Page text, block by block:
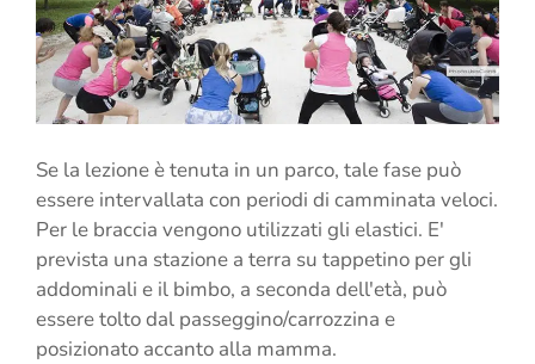
Se la lezione è tenuta in un parco, tale fase può
essere intervallata con periodi di camminata veloci.
Per le braccia vengono utilizzati gli elastici. E'
prevista una stazione a terra su tappetino per gli
addominali e il bimbo, a seconda dell'età, può
essere tolto dal passeggino/carrozzina e
posizionato accanto alla mamma.